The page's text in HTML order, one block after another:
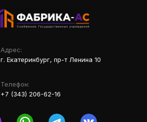
Адрес:
г. Екатеринбург, пр-т Ленина 10
Телефон:
+7 (343) 206-62-16